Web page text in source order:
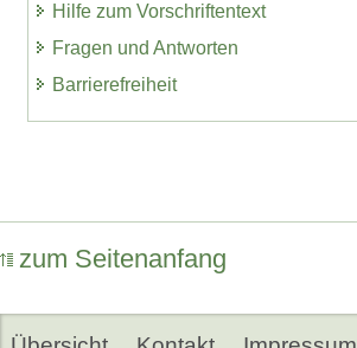
Hilfe zum Vorschriftentext
Fragen und Antworten
Barrierefreiheit
zum Seitenanfang